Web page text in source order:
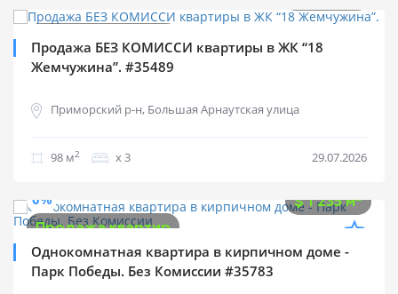
Продажа БЕЗ КОМИССИ квартиры в ЖК “18
Жемчужина”. #35489
Приморский р-н, Большая Арнаутская улица
98 м2 х 3 29.07.2026
0%
$1 235 м2
Продажа квартир
Однокомнатная квартира в кирпичном доме -
Парк Победы. Без Комиссии #35783